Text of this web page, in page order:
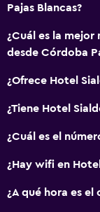
Ducha
Baño privado
Área de picnic
Jardín
Habitaciones
Pajas Blancas?
¿Cuál es la
desde Córdoba
¿Ofrece Hotel
¿Tiene Hotel
¿Cuál es el
¿Hay wifi en
¿A qué hora es